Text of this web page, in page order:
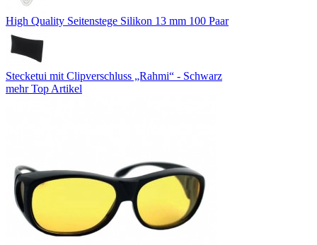
High Quality Seitenstege Silikon 13 mm 100 Paar
Stecketui mit Clipverschluss „Rahmi“ - Schwarz
mehr Top Artikel